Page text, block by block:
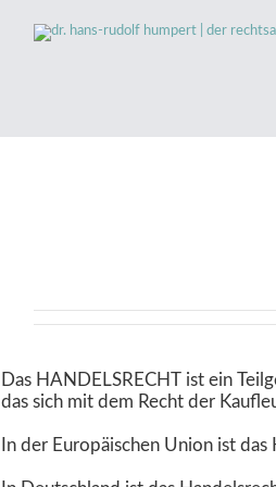
Das HANDELSRECHT ist ein
das sich mit dem Recht der
In der Europäischen Union ist